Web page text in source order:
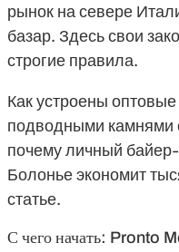
рынок на севере
базар. Здесь свои
строгие правила.
Как устроены оптовые
подводными камнями
почему личный
Болонье экономит
статье.
С чего начать: Pronto